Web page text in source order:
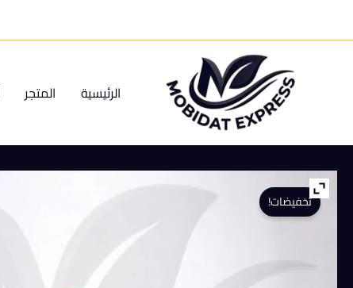
الرئيسية المتجر
تخفيضات!